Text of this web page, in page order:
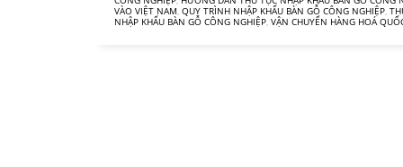
VÀO VIỆT NAM, QUY TRÌNH NHẬP KHẨU BÀN GỖ CÔNG NGHIỆP,
NHẬP KHẨU BÀN GỖ CÔNG NGHIỆP, VẬN CHUYỂN HÀNG HOÁ